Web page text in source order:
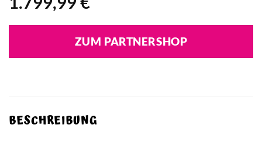
ZUM PARTNERSHOP
BESCHREIBUNG